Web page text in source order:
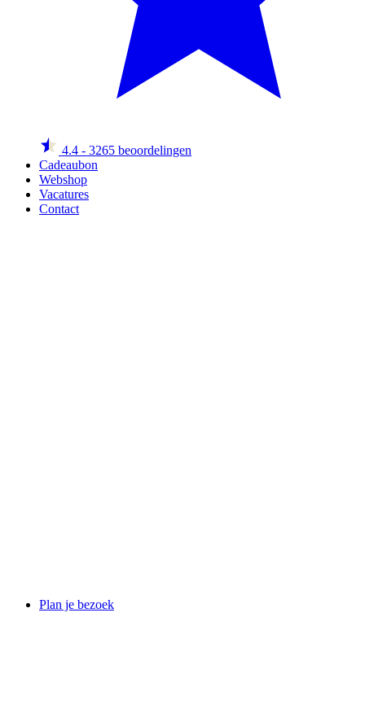
4.4 - 3265 beoordelingen
Cadeaubon
Webshop
Vacatures
Contact
Plan je bezoek